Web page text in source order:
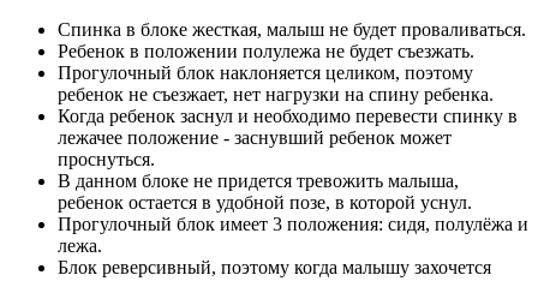
Спинка в блоке жесткая, малыш не будет проваливаться.
Ребенок в положении полулежа не будет съезжать.
Прогулочный блок наклоняется целиком, поэтому
ребенок не съезжает, нет нагрузки на спину ребенка.
Когда ребенок заснул и необходимо перевести спинку в
лежачее положение - заснувший ребенок может
проснуться.
В данном блоке не придется тревожить малыша,
ребенок остается в удобной позе, в которой уснул.
Прогулочный блок имеет 3 положения: сидя, полулёжа и
лежа.
Блок реверсивный, поэтому когда малышу захочется